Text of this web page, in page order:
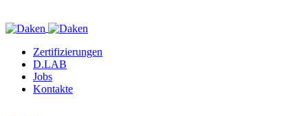
Zertifizierungen
D.LAB
Jobs
Kontakte